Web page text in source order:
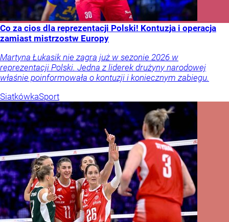
Co za cios dla reprezentacji Polski! Kontuzja i operacja
zamiast mistrzostw Europy
Martyna Łukasik nie zagra już w sezonie 2026 w
reprezentacji Polski. Jedna z liderek drużyny narodowej
właśnie poinformowała o kontuzji i koniecznym zabiegu.
SiatkówkaSport